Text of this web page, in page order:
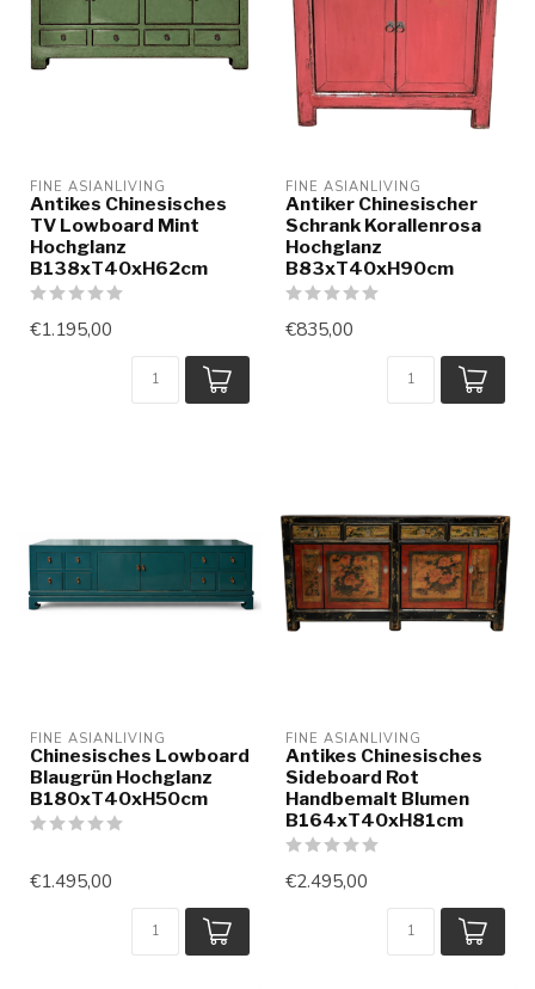
FINE ASIANLIVING
Antikes Chinesisches
TV Lowboard Mint
Hochglanz
B138xT40xH62cm
€1.195,00
FINE ASIANLIVING
Antiker Chinesischer
Schrank Korallenrosa
Hochglanz
B83xT40xH90cm
€835,00
FINE ASIANLIVING
Chinesisches Lowboard
Blaugrün Hochglanz
B180xT40xH50cm
€1.495,00
FINE ASIANLIVING
Antikes Chinesisches
Sideboard Rot
Handbemalt Blumen
B164xT40xH81cm
€2.495,00